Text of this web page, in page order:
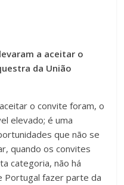
a aceitar o
da União
o convite foram, o
elevado; é uma
que não se
quando os convites
categoria, não há
Portugal fazer parte da